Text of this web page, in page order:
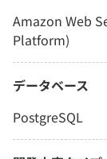
Amazon Web
Platform)
データベース
PostgreSQL